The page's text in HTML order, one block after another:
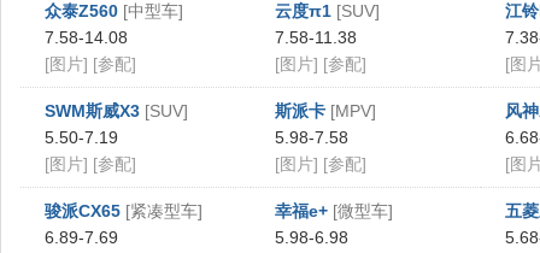
众泰Z560 [中型车]
7.58-14.08
[图片] [参配]
云度π1 [SUV]
7.58-11.38
[图片] [参配]
江
[图
SWM斯威X3 [SUV]
5.50-7.19
[图片] [参配]
斯派卡 [MPV]
5.98-7.58
[图片] [参配]
风
[图
骏派CX65 [紧凑型车]
6.89-7.69
幸福e+ [微型车]
5.98-6.98
五